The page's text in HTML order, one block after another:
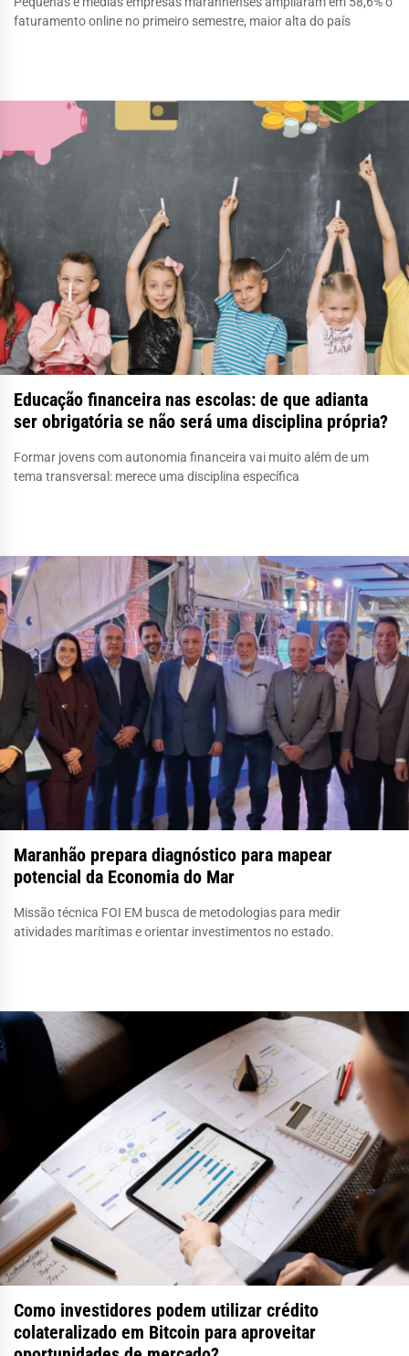
faturamento online no primeiro semestre, maior alta do país
Educação financeira nas escolas: de que adianta
ser obrigatória se não será uma disciplina própria?
Formar jovens com autonomia financeira vai muito além de um
tema transversal: merece uma disciplina específica
Maranhão prepara diagnóstico para mapear
potencial da Economia do Mar
Missão técnica FOI EM busca de metodologias para medir
atividades marítimas e orientar investimentos no estado.
Como investidores podem utilizar crédito
colateralizado em Bitcoin para aproveitar